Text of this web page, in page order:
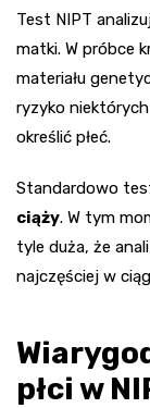
Test NIPT
matki. W próbce
materiału
ryzyko
określić płeć.
Standardowo
ciąży. W tym
tyle duża, że
najczęściej w
płci w